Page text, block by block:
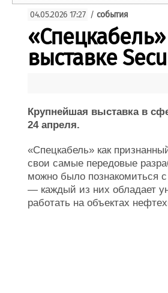
Судостроение
Пульс
Новости
Репутация
Журнал
Реклама
Торговая
Доска
Продажа
Изделия
04.05.2026 17:27 / события
выставке
Крупнейшая выставка в
24 апреля.
«Спецкабель» как
свои самые передовые
можно было познакомиться
— каждый из них обладает
работать на объектах